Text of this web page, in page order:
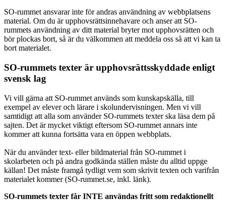
SO-rummet ansvarar inte för andras användning av webbplatsens
material. Om du är upphovsrättsinnehavare och anser att SO-
rummets användning av ditt material bryter mot upphovsrätten och
bör plockas bort, så är du välkommen att meddela oss så att vi kan ta
bort materialet.
SO-rummets texter är upphovsrättsskyddade enligt
svensk lag
Vi vill gärna att SO-rummet används som kunskapskälla, till
exempel av elever och lärare i skolundervisningen. Men vi vill
samtidigt att alla som använder SO-rummets texter ska läsa dem på
sajten. Det är mycket viktigt eftersom SO-rummet annars inte
kommer att kunna fortsätta vara en öppen webbplats.
När du använder text- eller bildmaterial från SO-rummet i
skolarbeten och på andra godkända ställen måste du alltid uppge
källan! Det måste framgå tydligt vem som skrivit texten och varifrån
materialet kommer (SO-rummet.se, inkl. länk).
SO-rummets texter får INTE användas fritt som redaktionellt